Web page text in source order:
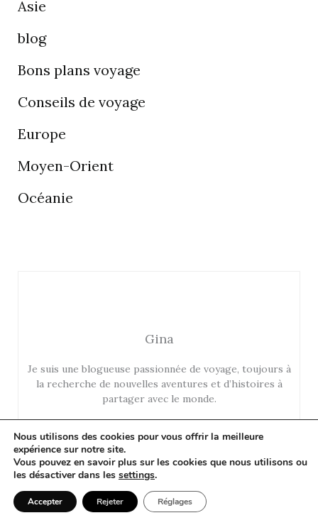
Asie
blog
Bons plans voyage
Conseils de voyage
Europe
Moyen-Orient
Océanie
Gina
Je suis une blogueuse passionnée de voyage, toujours à
la recherche de nouvelles aventures et d’histoires à
partager avec le monde.
Politique de confidentialité
Nous utilisons des cookies pour vous offrir la meilleure
expérience sur notre site.
Vous pouvez en savoir plus sur les cookies que nous utilisons ou
les désactiver dans les settings.
Accepter Rejeter Réglages